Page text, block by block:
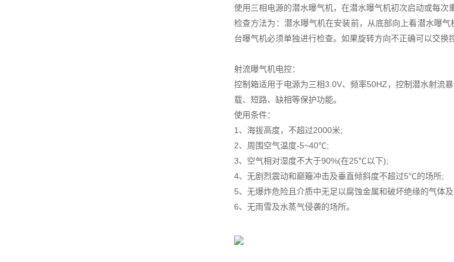
使用三相电源的潜水曝气机，在潜水曝气机初次启动或每次
检查方法为：潜水曝气机在安装前，从底部向上看潜水曝
台曝气机必须单独进行检查。如果旋转方向不正确可以交换
射流曝气机电控：
控制箱适用于电源为三相3.0V、频率50HZ，控制潜水射流
载、短路、缺相等保护功能。
使用条件：
1、海拔高度，不超过2000米;
2、周围空气温度-5~40℃;
3、空气相对湿度不大于90%(在25℃以下);
4、无剧烈震动和巅簸冲击及垂直倾斜度不超过5℃的场所;
5、无爆炸危险且介质中无足以腐蚀金属和破坏绝缘的气体
6、无雨雪及水蒸气侵袭的场所。